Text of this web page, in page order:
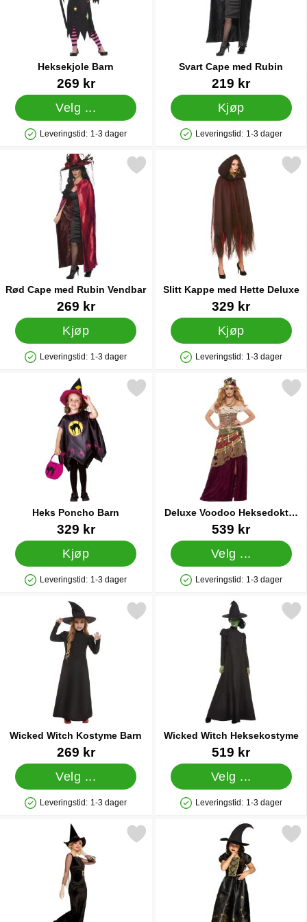
Heksekjole Barn
Varenummer 12056
269 kr
Velg ...
Produkttilgjengelighet: På lager
Leveringstid: 1-3 dager
Svart Cape med Rubin
Varenummer 13380
219 kr
Kjøp
Produkttilgjengelighet: På lager
Leveringstid: 1-3 dager
Rød Cape med Rubin Vendbar
Varenummer 13406
269 kr
Kjøp
Produkttilgjengelighet: På lager
Leveringstid: 1-3 dager
Merk rød Cape med Rubin Vendbar som favoritt
Slitt Kappe med Hette Deluxe
Varenummer 13596
329 kr
Kjøp
Produkttilgjengelighet: På lager
Leveringstid: 1-3 dager
Merk slitt Kappe med
Heks Poncho Barn
Varenummer 15935
329 kr
Kjøp
Produkttilgjengelighet: På lager
Leveringstid: 1-3 dager
Merk heks Poncho Barn som favoritt
Deluxe Voodoo Heksedoktor
Kostyme
Varenummer 16162
539 kr
Velg ...
Produkttilgjengelighet: På lager
Leveringstid: 1-3 dager
Merk deluxe Voodoo
Wicked Witch Kostyme Barn
Varenummer 19135
269 kr
Velg ...
Produkttilgjengelighet: På lager
Leveringstid: 1-3 dager
Merk wicked Witch Kostyme Barn som favoritt
Wicked Witch Heksekostyme
Varenummer 19147
519 kr
Velg ...
Produkttilgjengelighet: På lager
Leveringstid: 1-3 dager
Merk wicked Witch
Merk glam Witch Kostyme som favorittMerk spooky Witch